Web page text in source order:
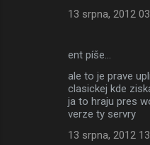
13 srpna, 2012
ent píše…
ale to je prave
clasickej kde
ja to hraju pres
verze ty servry
13 srpna, 2012